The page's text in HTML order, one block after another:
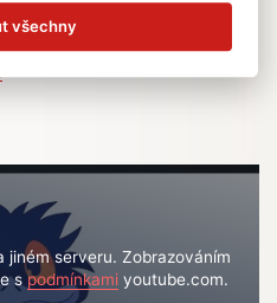
6)
jiném serveru. Zobrazováním
spodmínkamiyoutube.com.
všechny